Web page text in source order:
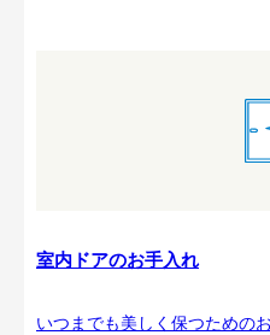
室内ドアのお手入れ
いつまでも美しく保つための